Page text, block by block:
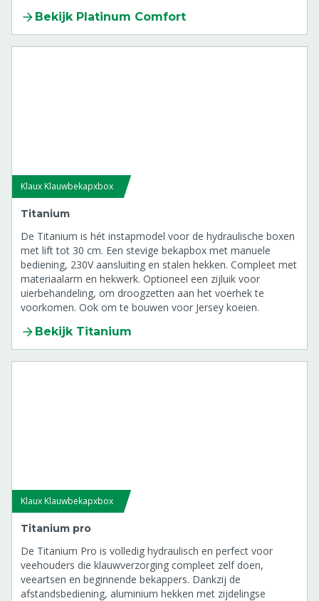
Bekijk Platinum Comfort
Klaux Klauwbekapxbox
Titanium
De Titanium is hét instapmodel voor de hydraulische boxen
met lift tot 30 cm. Een stevige bekapbox met manuele
bediening, 230V aansluiting en stalen hekken. Compleet met
materiaalarm en hekwerk. Optioneel een zijluik voor
uierbehandeling, om droogzetten aan het voerhek te
voorkomen. Ook om te bouwen voor Jersey koeien.
Bekijk Titanium
Klaux Klauwbekapxbox
Titanium pro
De Titanium Pro is volledig hydraulisch en perfect voor
veehouders die klauwverzorging compleet zelf doen,
veeartsen en beginnende bekappers. Dankzij de
afstandsbediening, aluminium hekken met zijdelingse